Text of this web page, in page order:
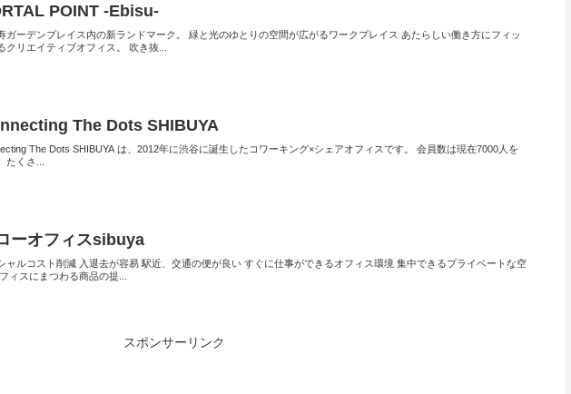
POINT -Ebisu-
ガーデンプレイス内の新ランドマーク。 緑と光のゆとりの空間が広がるワークプレイス あたらしい働き方にフィッ
クリエイティブオフィス。 吹き抜...
The Dots SHIBUYA
The Dots SHIBUYA は、2012年に渋谷に誕生したコワーキング×シェアオフィスです。 会員数は現在7000人を
たくさ...
ーオフィスsibuya
ャルコスト削減 入退去が容易 駅近、交通の便が良い すぐに仕事ができるオフィス環境 集中できるプライベートな空
ィスにまつわる商品の提...
スポンサーリンク